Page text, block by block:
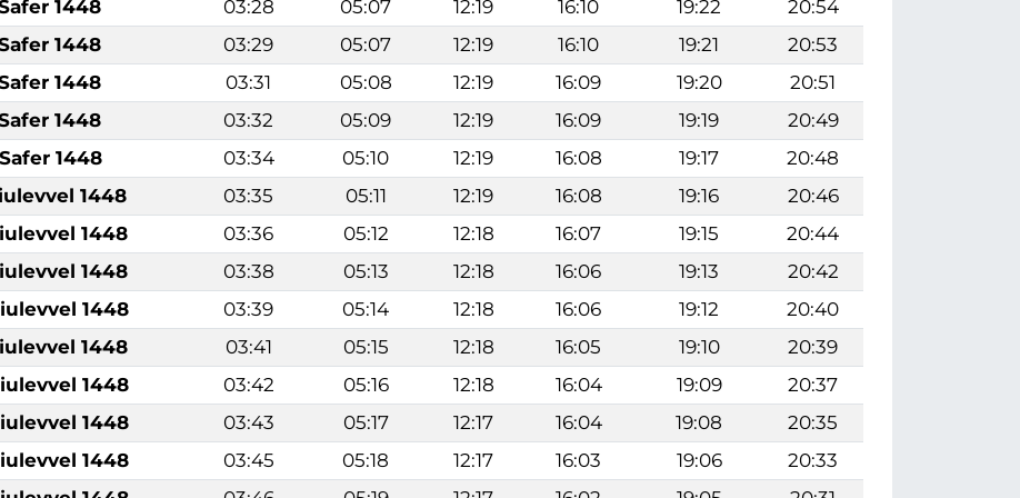
1448 03:28 05:07 12:19 16:10 19:22
20:54
1448 03:29 05:07 12:19 16:10 19:21
20:53
1448 03:31 05:08 12:19 16:09 19:20
20:51
1448 03:32 05:09 12:19 16:09 19:19
20:49
1448 03:34 05:10 12:19 16:08 19:17
20:48
1448 03:35 05:11 12:19 16:08 19:16
20:46
1448 03:36 05:12 12:18 16:07 19:15
20:44
1448 03:38 05:13 12:18 16:06 19:13
20:42
1448 03:39 05:14 12:18 16:06 19:12
20:40
1448 03:41 05:15 12:18 16:05 19:10
20:39
1448 03:42 05:16 12:18 16:04 19:09
20:37
1448 03:43 05:17 12:17 16:04 19:08
20:35
1448 03:45 05:18 12:17 16:03 19:06
20:33